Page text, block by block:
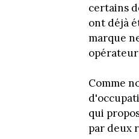
certains
ont déjà
marque
Comme
qui
par deux